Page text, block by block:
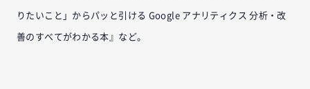
りたいこと」からパッと引ける Google アナリティクス 分析・改
善のすべてがわかる本』など。